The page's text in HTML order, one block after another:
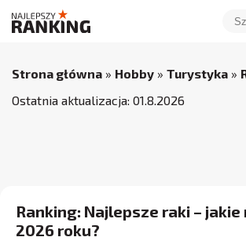
Strona główna » Hobby » Turystyka »
Ostatnia aktualizacja: 01.8.2026
Ranking: Najlepsze raki – jakie
2026 roku?